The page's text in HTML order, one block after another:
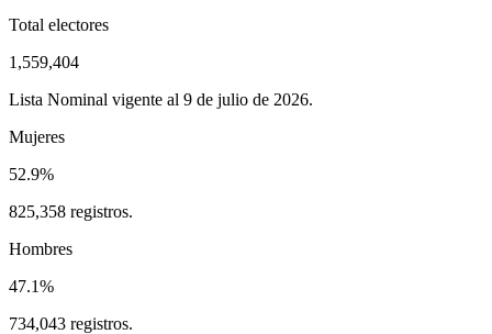
Total electores
1,559,404
Lista Nominal vigente al 9 de julio de 2026.
Mujeres
52.9%
825,358 registros.
Hombres
47.1%
734,043 registros.